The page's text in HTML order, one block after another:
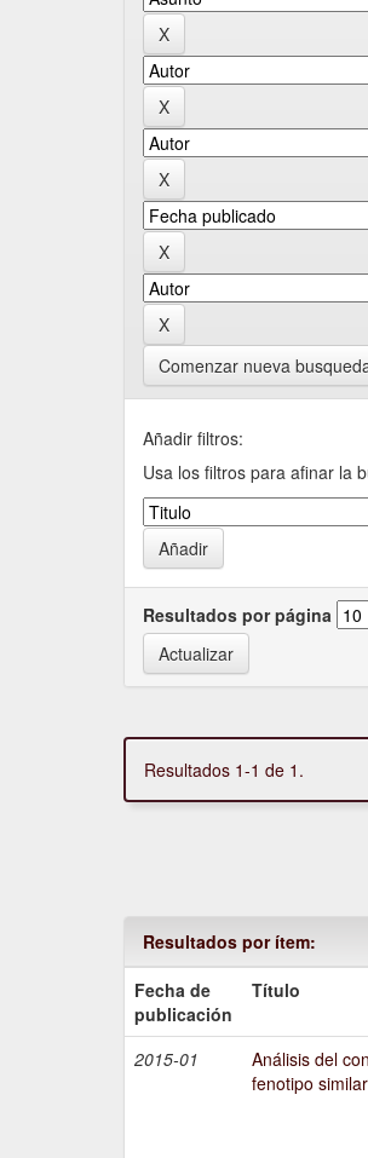
Comenzar nueva
Añadir filtros:
Usa los filtros para afinar la
Resultados por página
Resultados 1-1 de 1.
Resultados por ítem:
Fecha de
publicación
Título
2015-01
Análisis del
fenotipo